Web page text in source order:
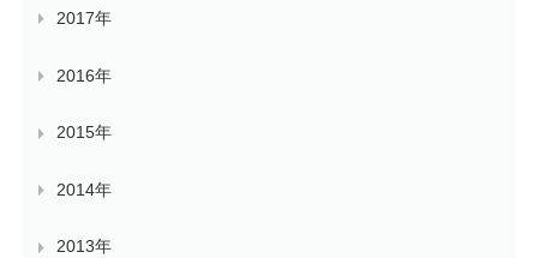
2017年
2016年
2015年
2014年
2013年